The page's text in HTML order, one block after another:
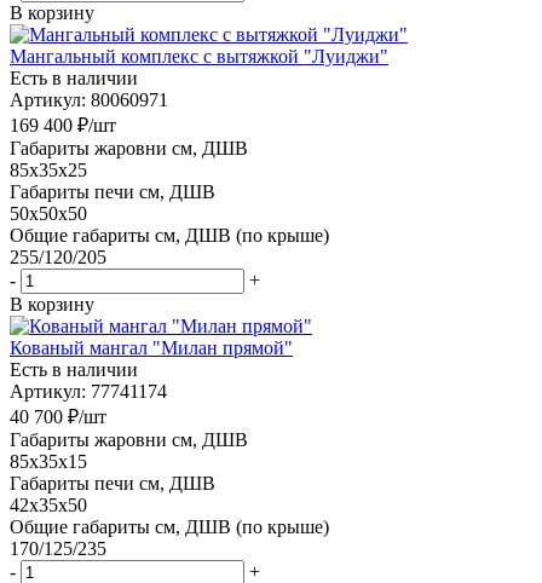
В корзину
Мангальный комплекс с вытяжкой "Луиджи"
Есть в наличии
Артикул: 80060971
169 400 ₽/шт
Габариты жаровни см, ДШВ
85x35x25
Габариты печи см, ДШВ
50х50x50
Общие габариты см, ДШВ (по крыше)
255/120/205
-
+
В корзину
Кованый мангал "Милан прямой"
Есть в наличии
Артикул: 77741174
40 700 ₽/шт
Габариты жаровни см, ДШВ
85x35x15
Габариты печи см, ДШВ
42x35x50
Общие габариты см, ДШВ (по крыше)
170/125/235
-
+